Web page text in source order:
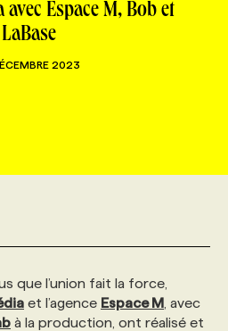
CRÉATIVITÉ
PARUTIONS
Espace M, Bob et
LaBase
2023
que l’union fait la force,
et l’agence Espace M , avec
à la production, ont réalisé et